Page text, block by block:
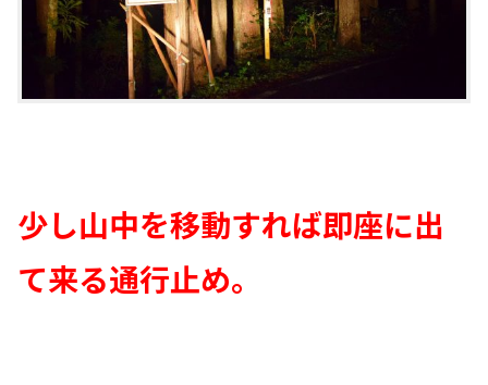
少し山中を移動すれば即座に出
て来る通行止め。